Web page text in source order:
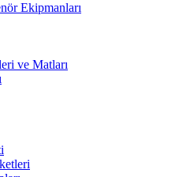
Ekipmanları
ve Matları